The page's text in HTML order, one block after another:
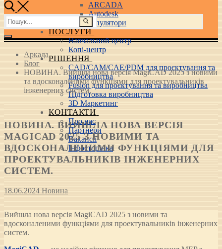
ARCADA
Autodesk
3D маніпулятори
ПОСЛУГИ
Навчальний центр
Копі-центр
РІШЕННЯ
CAD/CAM/CAE/PDM для проєктування та
виробництва
Fusion для проєктування та виробництва
Підготовка виробництва
3D Маркетинг
КОНТАКТИ
Про нас
Партнери
Вакансії
Інфосторінка
Пошук:
Аркада
Блог
НОВИНА. Вийшла нова версія MagiCAD 2025 з новими
та вдосконаленими функціями для проектувальників
інженерних систем.
НОВИНА. ВИЙШЛА НОВА ВЕРСІЯ
MAGICAD 2025 З НОВИМИ ТА
ВДОСКОНАЛЕНИМИ ФУНКЦІЯМИ ДЛЯ
ПРОЕКТУВАЛЬНИКІВ ІНЖЕНЕРНИХ
СИСТЕМ.
18.06.2024 Новина
Вийшла нова версія MagiCAD 2025 з новими та
вдосконаленими функціями для проектувальників інженерних
систем.